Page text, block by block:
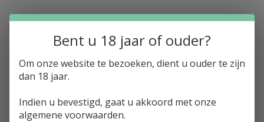
Nothing found
Bent u 18 jaar of ouder?
Om onze website te bezoeken, dient u ouder te zijn
dan 18 jaar.
Indien u bevestigd, gaat u akkoord met onze
algemene voorwaarden.